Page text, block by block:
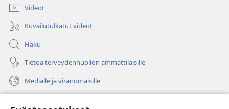
Videot
Kuvailutulkatut videot
Haku
Tietoa terveydenhuollon ammattilaisille
Medialle ja viranomaisille